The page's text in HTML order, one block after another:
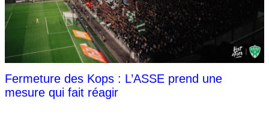
Fermeture des Kops : L’ASSE prend une
mesure qui fait réagir